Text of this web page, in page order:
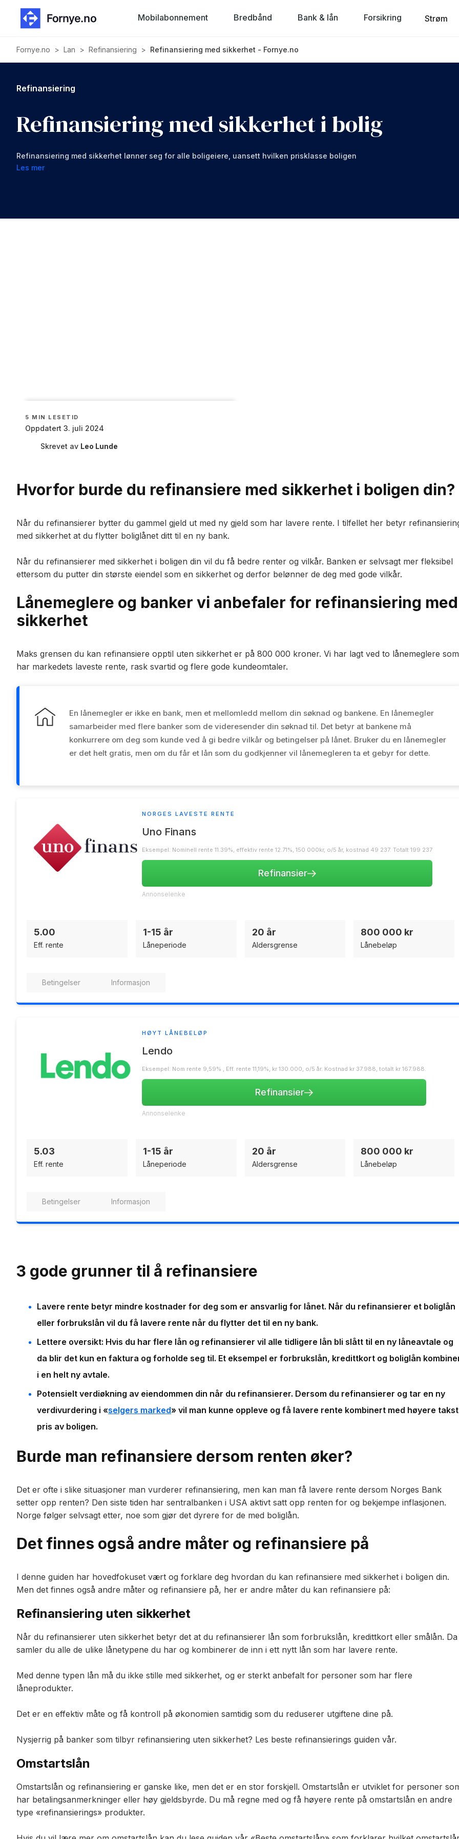
Mobilabonnement Bredbånd Bank & lån Forsikring Strøm
Fornye.no > Lan > Refinansiering > Refinansiering med sikkerhet - Fornye.no
Refinansiering
Refinansiering med sikkerhet i bolig
Refinansiering med sikkerhet lønner seg for alle boligeiere, uansett hvilken prisklasse boligen
ligger i. Om du også har inkasso gjeld eller betalingsanmerkning kan du fortsatt refinansiere med
Les mer
5 MIN LESETID
Oppdatert 3. juli 2024
Skrevet av Leo Lunde
Hvorfor burde du refinansiere med sikkerhet i boligen din?
Når du refinansierer bytter du gammel gjeld ut med ny gjeld som har lavere rente. I tilfellet her betyr
med sikkerhet at du flytter boliglånet ditt til en ny bank.
Når du refinansierer med sikkerhet i boligen din vil du få bedre renter og vilkår. Banken er selvsagt mer fleksibel
ettersom du putter din største eiendel som en sikkerhet og derfor belønner de deg med gode vilkår.
Lånemeglere og banker vi anbefaler for refinansiering med
sikkerhet
Maks grensen du kan refinansiere opptil uten sikkerhet er på 800 000 kroner. Vi har lagt ved to lånemeglere som
har markedets laveste rente, rask svartid og flere gode kundeomtaler.
En lånemegler er ikke en bank, men et mellomledd mellom din søknad og bankene. En lånemegler
samarbeider med flere banker som de videresender din søknad til. Det betyr at bankene må
konkurrere om deg som kunde ved å gi bedre vilkår og betingelser på lånet. Bruker du en lånemegler
er det helt gratis, men om du får et lån som du godkjenner vil lånemegleren ta et gebyr for dette.
NORGES LAVESTE RENTE
Uno Finans
Eksempel: Nominell rente 11.39%, effektiv rente 12.71%, 150 000kr, o/5 år, kostnad 49 237. Totalt 199 237
Refinansier
Annonselenke
5.00
Eff. rente
1-15 år
Låneperiode
20 år
Aldersgrense
800 000 kr
Lånebeløp
Betingelser Informasjon
HØYT LÅNEBELØP
Lendo
Eksempel: Nom rente 9,59% , Eff. rente 11,19%, kr 130.000, o/5 år. Kostnad kr 37.988, totalt kr 167.988.
Refinansier
Annonselenke
5.03
Eff. rente
1-15 år
Låneperiode
20 år
Aldersgrense
800 000 kr
Lånebeløp
Betingelser Informasjon
3 gode grunner til å refinansiere
Lavere rente betyr mindre kostnader for deg som er ansvarlig for lånet. Når du refinansierer et boliglån
eller forbrukslån vil du få lavere rente når du flytter det til en ny bank.
Lettere oversikt: Hvis du har flere lån og refinansierer vil alle tidligere lån bli slått til en ny låneavtale og
da blir det kun en faktura og forholde seg til. Et eksempel er forbrukslån, kredittkort og boliglån
i en helt ny avtale.
Potensielt verdiøkning av eiendommen din når du refinansierer. Dersom du refinansierer og tar en ny
verdivurdering i «selgers marked» vil man kunne oppleve og få lavere rente kombinert med høyere takst
pris av boligen.
Burde man refinansiere dersom renten øker?
Det er ofte i slike situasjoner man vurderer refinansiering, men kan man få lavere rente dersom Norges Bank
setter opp renten? Den siste tiden har sentralbanken i USA aktivt satt opp renten for og bekjempe inflasjonen.
Norge følger selvsagt etter, noe som gjør det dyrere for de med boliglån.
Det finnes også andre måter og refinansiere på
I denne guiden har hovedfokuset vært og forklare deg hvordan du kan refinansiere med sikkerhet i boligen din.
Men det finnes også andre måter og refinansiere på, her er andre måter du kan refinansiere på:
Refinansiering uten sikkerhet
Når du refinansierer uten sikkerhet betyr det at du refinansierer lån som forbrukslån, kredittkort eller smålån. Da
samler du alle de ulike lånetypene du har og kombinerer de inn i ett nytt lån som har lavere rente.
Med denne typen lån må du ikke stille med sikkerhet, og er sterkt anbefalt for personer som har flere
låneprodukter.
Det er en effektiv måte og få kontroll på økonomien samtidig som du reduserer utgiftene dine på.
Nysjerrig på banker som tilbyr refinansiering uten sikkerhet? Les beste refinansierings guiden vår.
Omstartslån
Omstartslån og refinansiering er ganske like, men det er en stor forskjell. Omstartslån er utviklet for personer
har betalingsanmerkninger eller høy gjeldsbyrde. Du må regne med og få høyere rente på omstartslån en andre
type «refinansierings» produkter.